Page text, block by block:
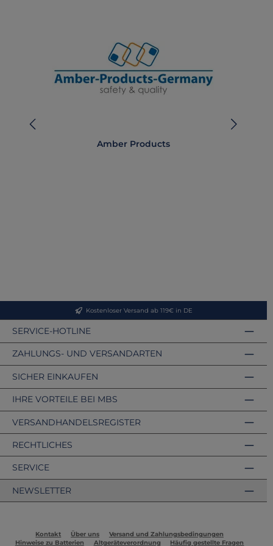
Amber Products
Kostenloser Versand ab 119€ in DE
SERVICE-HOTLINE
ZAHLUNGS- UND VERSANDARTEN
VERSANDHANDELSREGISTER
SICHER EINKAUFEN
IHRE VORTEILE BEI MBS
RECHTLICHES
SERVICE
NEWSLETTER
Kontakt Über uns
Versand und Zahlungsbedingungen
Hinweise zu Batterien
Altgeräteverordnung Häufig gestellte Fragen